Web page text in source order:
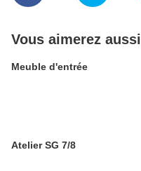
Vous aimerez aussi
Meuble d'entrée
Atelier SG 7/8